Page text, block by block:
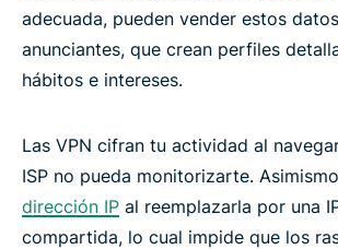
adecuada, pueden vender estos
anunciantes, que crean perfiles
hábitos e intereses.
Las VPN cifran tu actividad al
ISP no pueda monitorizarte.
dirección IP al reemplazarla por una
compartida, lo cual impide que los